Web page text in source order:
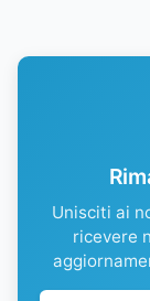
Unisciti ai
ricevere